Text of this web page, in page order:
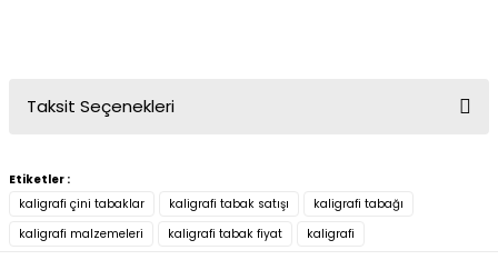
Taksit Seçenekleri
Etiketler :
kaligrafi çini tabaklar
kaligrafi tabak satışı
kaligrafi tabağı
kaligrafi malzemeleri
kaligrafi tabak fiyat kaligrafi